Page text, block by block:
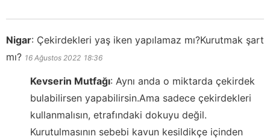
Nigar: Çekirdekleri yaş iken yapılamaz mı?Kurutmak şart
mı? 16 Ağustos 2022 18:36
Kevserin Mutfağı: Aynı anda o miktarda çekirdek
bulabilirsen yapabilirsin.Ama sadece çekirdekleri
kullanmalısın, etrafındaki dokuyu değil.
Kurutulmasının sebebi kavun kesildikçe içinden